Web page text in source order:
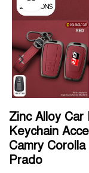
Zinc Alloy
Keychain
Camry
Prado